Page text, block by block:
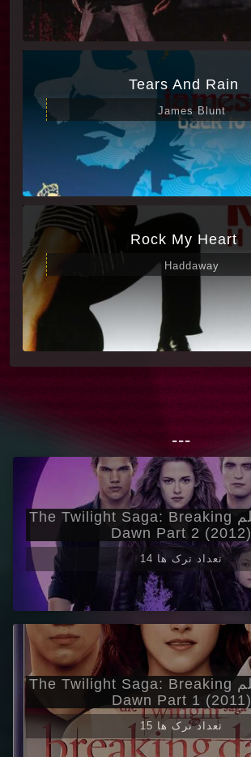
Tears And Rain
James Blunt
Rock My Heart
Haddaway
---
آهنگ های فیلم The Twilight Saga: Breaking
Dawn Part 2 (2012)
14 تعداد ترک ها
آهنگ های فیلم The Twilight Saga: Breaking
Dawn Part 1 (2011)
15 تعداد ترک ها